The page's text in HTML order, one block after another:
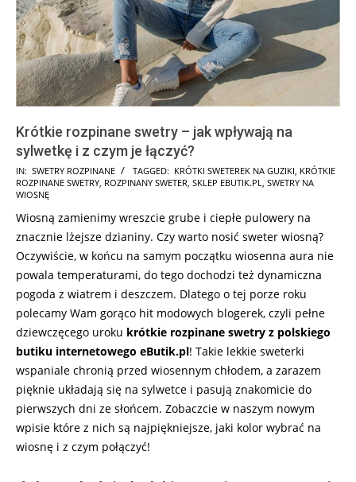
Krótkie rozpinane swetry – jak wpływają na
sylwetkę i z czym je łączyć?
2026-
07-
IN: SWETRY ROZPINANE TAGGED: KRÓTKI SWETEREK NA GUZIKI, KRÓTKIE
ROZPINANE SWETRY, ROZPINANY SWETER, SKLEP EBUTIK.PL, SWETRY NA
WIOSNĘ
Wiosną zamienimy wreszcie grube i ciepłe pulowery na
znacznie lżejsze dzianiny. Czy warto nosić sweter wiosną?
Oczywiście, w końcu na samym początku wiosenna aura nie
powala temperaturami, do tego dochodzi też dynamiczna
pogoda z wiatrem i deszczem. Dlatego o tej porze roku
polecamy Wam gorąco hit modowych blogerek, czyli pełne
dziewczęcego uroku krótkie rozpinane swetry z polskiego
butiku internetowego eButik.pl! Takie lekkie sweterki
wspaniale chronią przed wiosennym chłodem, a zarazem
pięknie układają się na sylwetce i pasują znakomicie do
pierwszych dni ze słońcem. Zobaczcie w naszym nowym
wpisie które z nich są najpiękniejsze, jaki kolor wybrać na
wiosnę i z czym połączyć!